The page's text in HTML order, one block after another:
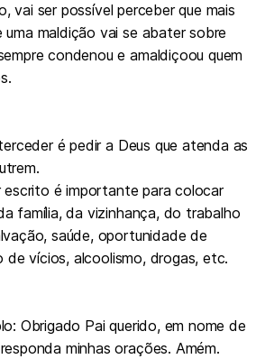
vai ser possível perceber que mais
maldição vai se abater sobre
condenou e amaldiçoou quem
é pedir a Deus que atenda as
é importante para colocar
família, da vizinhança, do trabalho
saúde, oportunidade de
de vícios, alcoolismo, drogas, etc.
Obrigado Pai querido, em nome de
minhas orações. Amém.